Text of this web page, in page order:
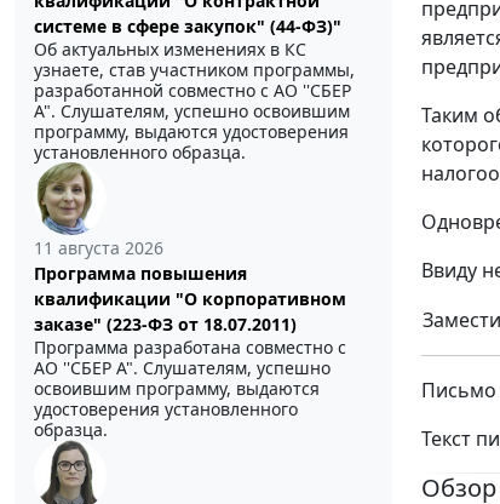
системе в сфере закупок" (44-ФЗ)"
Об актуальных изменениях в КС
узнаете, став участником программы,
разработанной совместно с АО ''СБЕР
А". Слушателям, успешно освоившим
программу, выдаются удостоверения
установленного образца.
11 августа 2026
Программа повышения
квалификации "О корпоративном
заказе" (223-ФЗ от 18.07.2011)
Программа разработана совместно с
АО ''СБЕР А". Слушателям, успешно
освоившим программу, выдаются
удостоверения установленного
образца.
Таким
Ввиду
Письмо
Текст